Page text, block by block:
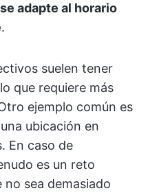
adapte al horario
.
suelen tener
que requiere más
ejemplo común es
ubicación en
En caso de
es un reto
sea demasiado